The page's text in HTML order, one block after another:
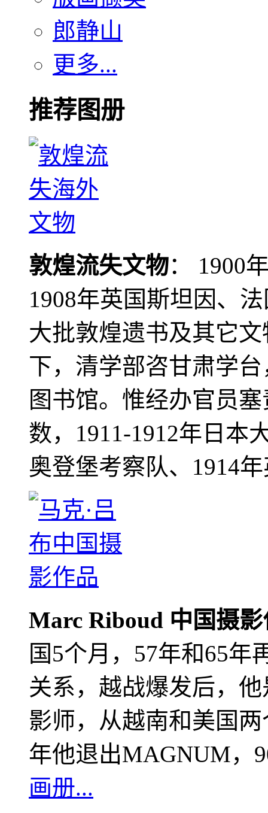
郎静山
更多...
推荐图册
敦煌流失文物： 1900
1908年英国斯坦因、
大批敦煌遗书及其它
下，清学部咨甘肃学
图书馆。惟经办官员
数，1911-1912年日本
奥登堡考察队、1914
Marc Riboud 中国摄
国5个月，57年和65年
关系，越战爆发后，
影师，从越南和美国
年他退出MAGNUM，
画册...